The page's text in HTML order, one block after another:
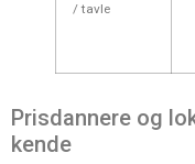
/ tavle
Prisdannere og
kende